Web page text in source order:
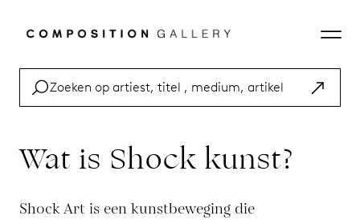
Wat is Shock kunst?
Shock Art is een kunstbeweging die